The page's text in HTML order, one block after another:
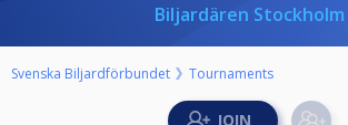
Biljardären Stockholm
Svenska Biljardförbundet Tournaments